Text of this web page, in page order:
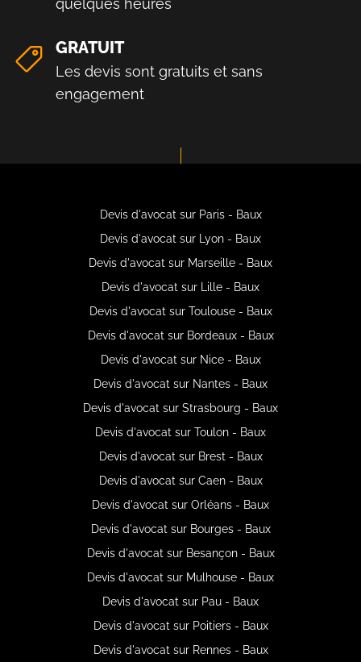
quelques heures
GRATUIT
Les devis sont gratuits et sans
engagement
Devis d'avocat sur Paris - Baux
Devis d'avocat sur Lyon - Baux
Devis d'avocat sur Marseille - Baux
Devis d'avocat sur Lille - Baux
Devis d'avocat sur Toulouse - Baux
Devis d'avocat sur Bordeaux - Baux
Devis d'avocat sur Nice - Baux
Devis d'avocat sur Nantes - Baux
Devis d'avocat sur Strasbourg - Baux
Devis d'avocat sur Toulon - Baux
Devis d'avocat sur Brest - Baux
Devis d'avocat sur Caen - Baux
Devis d'avocat sur Orléans - Baux
Devis d'avocat sur Bourges - Baux
Devis d'avocat sur Besançon - Baux
Devis d'avocat sur Mulhouse - Baux
Devis d'avocat sur Pau - Baux
Devis d'avocat sur Poitiers - Baux
Devis d'avocat sur Rennes - Baux